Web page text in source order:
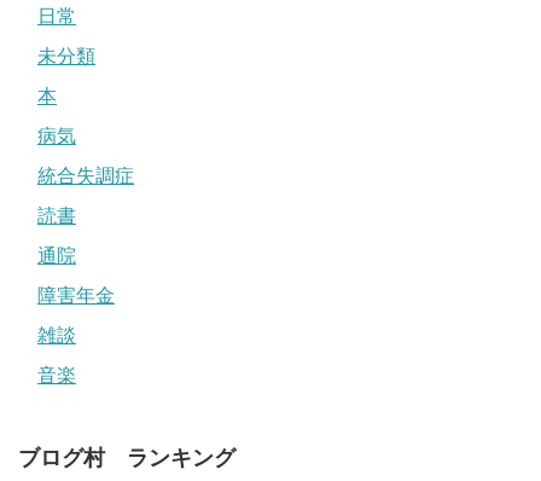
日常
未分類
本
病気
統合失調症
読書
通院
障害年金
雑談
音楽
ブログ村 ランキング